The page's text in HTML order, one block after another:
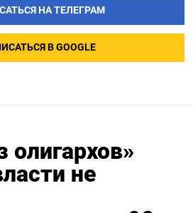
НА ТЕЛЕГРАМ
В GOOGLE
не